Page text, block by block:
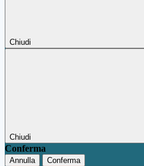
Chiudi
Chiudi
Conferma
Annulla Conferma